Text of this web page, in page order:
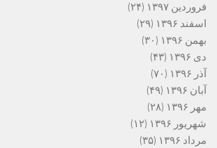
فروردین ۱۳۹۷
(۲۴)
اسفند ۱۳۹۶
(۲۹)
بهمن ۱۳۹۶
(۳۰)
دی ۱۳۹۶
(۴۳)
آذر ۱۳۹۶
(۷۰)
آبان ۱۳۹۶
(۴۹)
مهر ۱۳۹۶
(۲۸)
شهریور ۱۳۹۶
(۱۲)
مرداد ۱۳۹۶
(۳۵)